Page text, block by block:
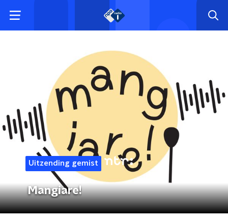
Uitzending gemist
Mangiare!